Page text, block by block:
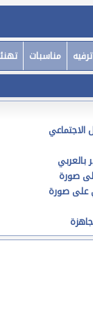
ترفيه مناسبات
الاجتماعي
صورة
على صورة